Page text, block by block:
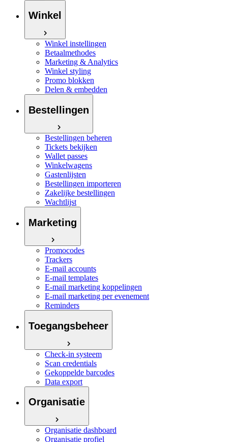
Winkel
Winkel instellingen
Betaalmethodes
Marketing & Analytics
Winkel styling
Promo blokken
Delen & embedden
Bestellingen
Bestellingen beheren
Tickets bekijken
Wallet passes
Winkelwagens
Gastenlijsten
Bestellingen importeren
Zakelijke bestellingen
Wachtlijst
Marketing
Promocodes
Trackers
E-mail accounts
E-mail templates
E-mail marketing koppelingen
E-mail marketing per evenement
Reminders
Toegangsbeheer
Check-in systeem
Scan credentials
Gekoppelde barcodes
Data export
Organisatie
Organisatie dashboard
Organisatie profiel